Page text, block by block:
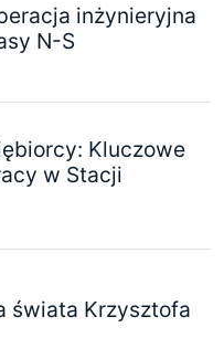
inżynieryjna
N-S
Kluczowe
w Stacji
świata Krzysztofa